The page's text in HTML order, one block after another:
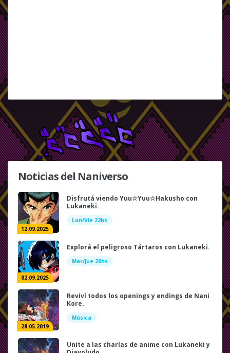
Noticias del Naniverso
12.09.2025
Disfrutá viendo Yuu☆Yuu☆Hakusho con
Lukaneki.
Lun/Vie 22hs
02.09.2025
Explorá el peligroso Tártaros con Lukaneki.
Mar/Jue 20hs
28.05.2019
Reviví todos los openings y endings de Nani
Kore.
Música
Unite a las charlas de anime con Lukaneki y